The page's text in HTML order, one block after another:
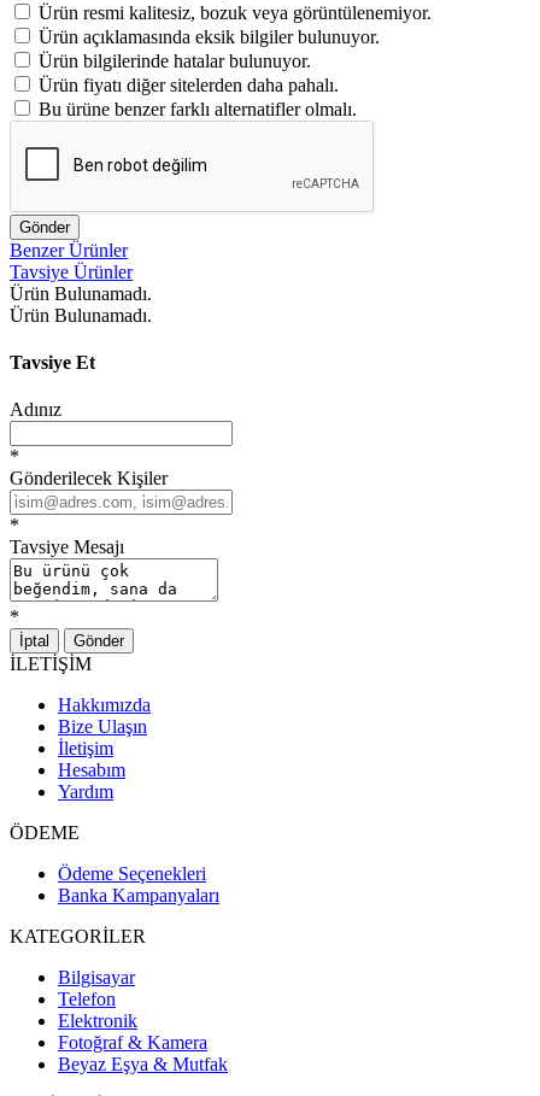
Ürün resmi kalitesiz, bozuk veya görüntülenemiyor.
Ürün açıklamasında eksik bilgiler bulunuyor.
Ürün bilgilerinde hatalar bulunuyor.
Ürün fiyatı diğer sitelerden daha pahalı.
Bu ürüne benzer farklı alternatifler olmalı.
Gönder
Benzer Ürünler
Tavsiye Ürünler
Ürün Bulunamadı.
Ürün Bulunamadı.
Tavsiye Et
Adınız
*
Gönderilecek Kişiler
*
Tavsiye Mesajı
*
İptal Gönder
İLETİŞİM
Hakkımızda
Bize Ulaşın
İletişim
Hesabım
Yardım
ÖDEME
Ödeme Seçenekleri
Banka Kampanyaları
KATEGORİLER
Bilgisayar
Telefon
Elektronik
Fotoğraf & Kamera
Beyaz Eşya & Mutfak